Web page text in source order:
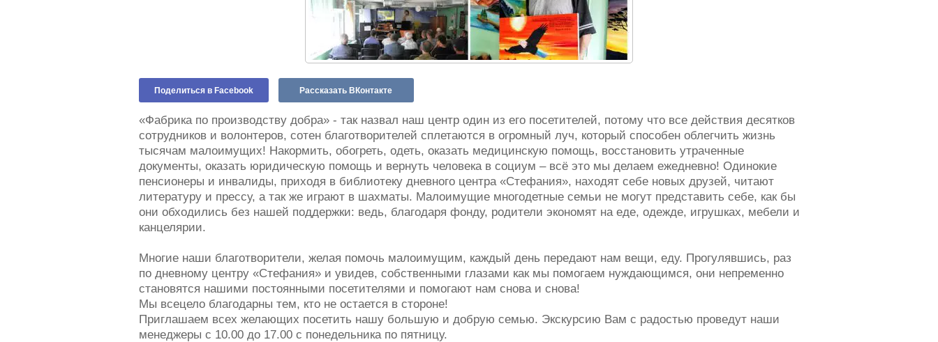
Поделиться в Facebook Рассказать ВКонтакте
«Фабрика по производству добра» - так назвал наш центр один из его посетителей, потому что все действия десятков
сотрудников и волонтеров, сотен благотворителей сплетаются в огромный луч, который способен облегчить жизнь
тысячам малоимущих! Накормить, обогреть, одеть, оказать медицинскую помощь, восстановить утраченные
документы, оказать юридическую помощь и вернуть человека в социум – всё это мы делаем ежедневно! Одинокие
пенсионеры и инвалиды, приходя в библиотеку дневного центра «Стефания», находят себе новых друзей, читают
литературу и прессу, а так же играют в шахматы. Малоимущие многодетные семьи не могут представить себе, как бы
они обходились без нашей поддержки: ведь, благодаря фонду, родители экономят на еде, одежде, игрушках, мебели и
канцелярии.
Многие наши благотворители, желая помочь малоимущим, каждый день передают нам вещи, еду. Прогулявшись, раз
по дневному центру «Стефания» и увидев, собственными глазами как мы помогаем нуждающимся, они непременно
становятся нашими постоянными посетителями и помогают нам снова и снова!
Мы всецело благодарны тем, кто не остается в стороне!
Приглашаем всех желающих посетить нашу большую и добрую семью. Экскурсию Вам с радостью проведут наши
менеджеры с 10.00 до 17.00 с понедельника по пятницу.